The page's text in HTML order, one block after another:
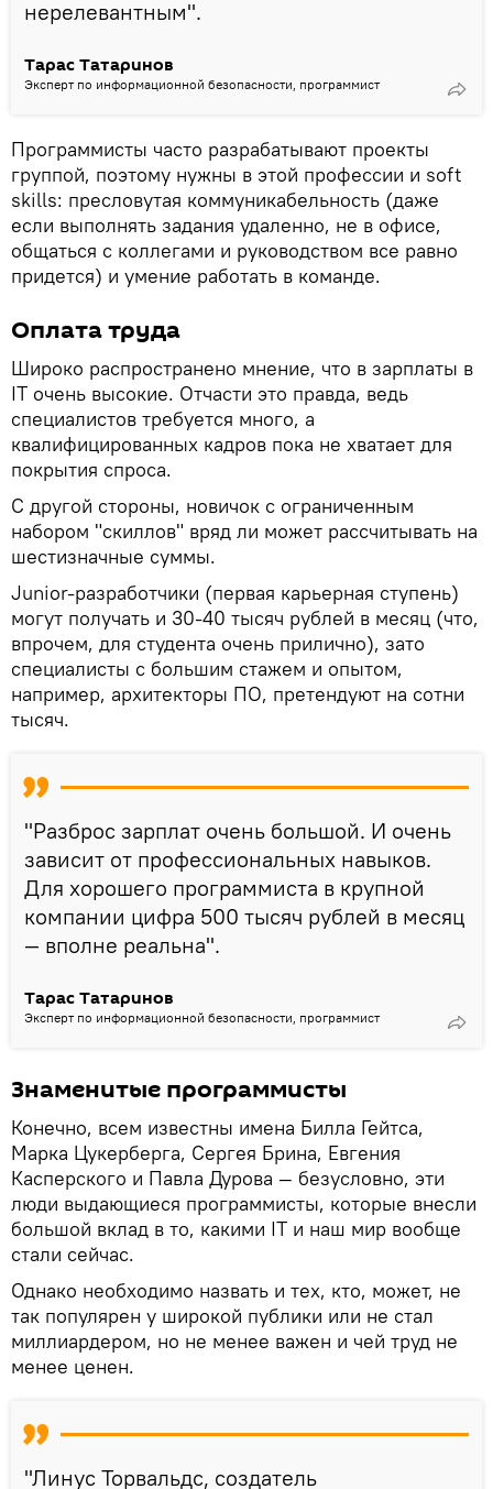
нерелевантным".
Тарас Татаринов
Эксперт по информационной безопасности, программист
Программисты часто разрабатывают проекты
группой, поэтому нужны в этой профессии и soft
skills: пресловутая коммуникабельность (даже
если выполнять задания удаленно, не в офисе,
общаться с коллегами и руководством все равно
придется) и умение работать в команде.
Оплата труда
Широко распространено мнение, что в зарплаты в
IT очень высокие. Отчасти это правда, ведь
специалистов требуется много, а
квалифицированных кадров пока не хватает для
покрытия спроса.
С другой стороны, новичок с ограниченным
набором "скиллов" вряд ли может рассчитывать на
шестизначные суммы.
Junior-разработчики (первая карьерная ступень)
могут получать и 30-40 тысяч рублей в месяц (что,
впрочем, для студента очень прилично), зато
специалисты с большим стажем и опытом,
например, архитекторы ПО, претендуют на сотни
тысяч.
"Разброс зарплат очень большой. И очень
зависит от профессиональных навыков.
Для хорошего программиста в крупной
компании цифра 500 тысяч рублей в месяц
— вполне реальна".
Тарас Татаринов
Эксперт по информационной безопасности, программист
Знаменитые программисты
Конечно, всем известны имена Билла Гейтса,
Марка Цукерберга, Сергея Брина, Евгения
Касперского и Павла Дурова — безусловно, эти
люди выдающиеся программисты, которые внесли
большой вклад в то, какими IT и наш мир вообще
стали сейчас.
Однако необходимо назвать и тех, кто, может, не
так популярен у широкой публики или не стал
миллиардером, но не менее важен и чей труд не
менее ценен.
"Линус Торвальдс, создатель